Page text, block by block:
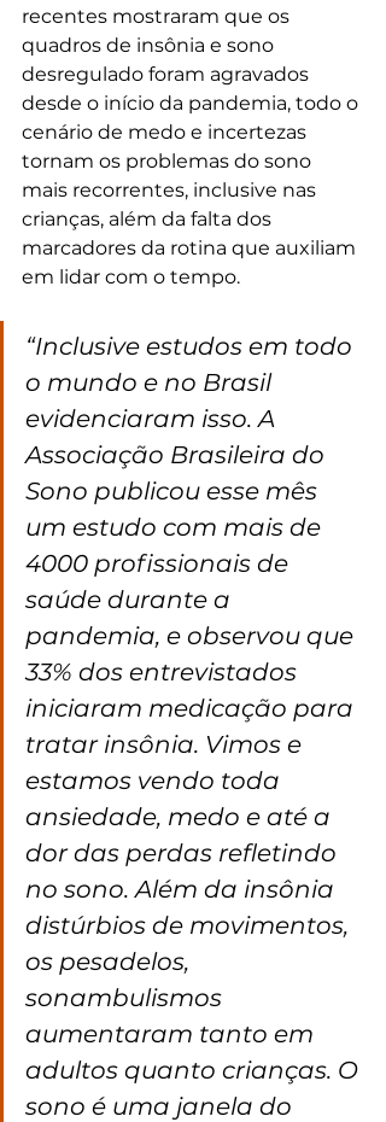
recentes mostraram que os
quadros de insônia e sono
desregulado foram agravados
desde o início da pandemia, todo o
cenário de medo e incertezas
tornam os problemas do sono
mais recorrentes, inclusive nas
crianças, além da falta dos
marcadores da rotina que auxiliam
em lidar com o tempo.
“Inclusive estudos em todo
o mundo e no Brasil
evidenciaram isso. A
Associação Brasileira do
Sono publicou esse mês
um estudo com mais de
4000 profissionais de
saúde durante a
pandemia, e observou que
33% dos entrevistados
iniciaram medicação para
tratar insônia. Vimos e
estamos vendo toda
ansiedade, medo e até a
dor das perdas refletindo
no sono. Além da insônia
distúrbios de movimentos,
os pesadelos,
sonambulismos
aumentaram tanto em
adultos quanto crianças. O
sono é uma janela do